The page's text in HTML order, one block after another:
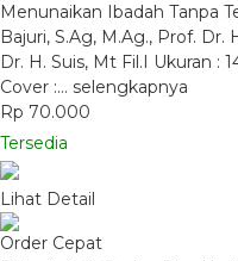
Menunaikan Ibadah Tanpa
Bajuri, S.Ag, M.Ag., Prof.
Dr. H. Suis, Mt Fil.I Ukuran :
Cover :… selengkapnya
Rp 70.000
Tersedia
Lihat Detail
Order Cepat